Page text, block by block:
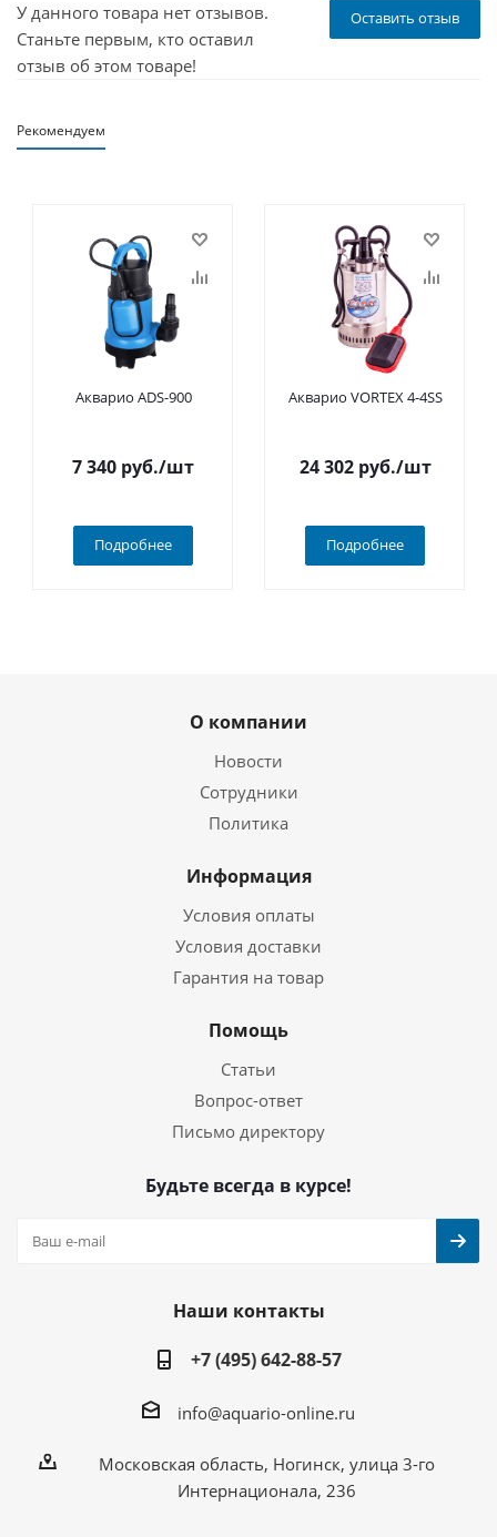
Оставить отзыв
У данного товара нет отзывов.
Станьте первым, кто оставил
отзыв об этом товаре!
Рекомендуем
Акварио ADS-900
7 340 руб./шт
Подробнее
Акварио VORTEX 4-4SS
24 302руб./шт
Подробнее
О компании
Новости
Сотрудники
Политика
Информация
Условия оплаты
Условия доставки
Гарантия на товар
Помощь
Статьи
Вопрос-ответ
Письмо директору
Будьте всегда в курсе!
Наши контакты
+7 (495) 642-88-57
info@aquario-online.ru
Московская область, Ногинск, улица 3-го
Интернационала, 236